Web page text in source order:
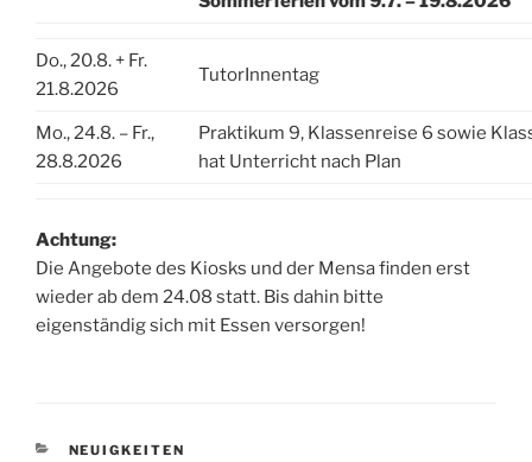
Do., 20.8. + Fr.
21.8.2026
TutorInnentag
Mo., 24.8. – Fr.,
28.8.2026
Praktikum 9, Klassenreise 6 sowie
hat Unterricht nach Plan
Achtung:
Die Angebote des Kiosks und der Mensa finden erst
wieder ab dem 24.08 statt. Bis dahin bitte
eigenständig sich mit Essen versorgen!
KATEGORIEN
NEUIGKEITEN